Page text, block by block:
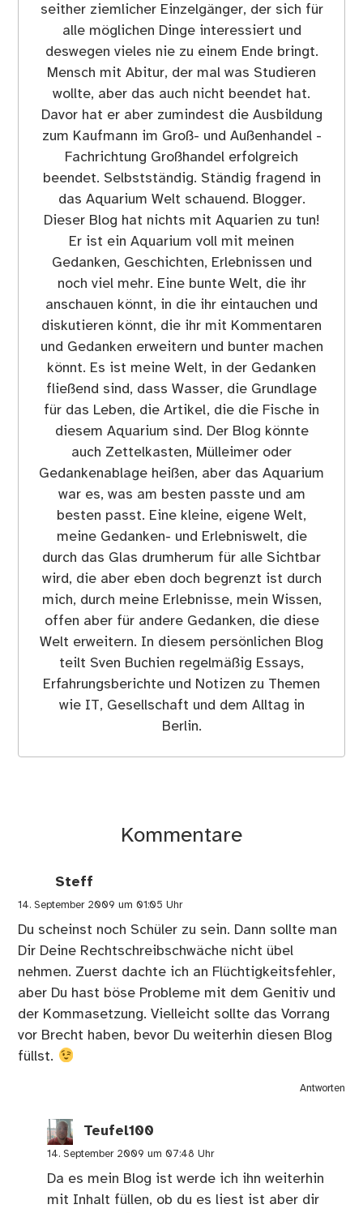
seither ziemlicher Einzelgänger, der sich für
alle möglichen Dinge interessiert und
deswegen vieles nie zu einem Ende bringt.
Mensch mit Abitur, der mal was Studieren
wollte, aber das auch nicht beendet hat.
Davor hat er aber zumindest die Ausbildung
zum Kaufmann im Groß- und Außenhandel -
Fachrichtung Großhandel erfolgreich
beendet. Selbstständig. Ständig fragend in
das Aquarium Welt schauend. Blogger.
Dieser Blog hat nichts mit Aquarien zu tun!
Er ist ein Aquarium voll mit meinen
Gedanken, Geschichten, Erlebnissen und
noch viel mehr. Eine bunte Welt, die ihr
anschauen könnt, in die ihr eintauchen und
diskutieren könnt, die ihr mit Kommentaren
und Gedanken erweitern und bunter machen
könnt. Es ist meine Welt, in der Gedanken
fließend sind, dass Wasser, die Grundlage
für das Leben, die Artikel, die die Fische in
diesem Aquarium sind. Der Blog könnte
auch Zettelkasten, Mülleimer oder
Gedankenablage heißen, aber das Aquarium
war es, was am besten passte und am
besten passt. Eine kleine, eigene Welt,
meine Gedanken- und Erlebniswelt, die
durch das Glas drumherum für alle Sichtbar
wird, die aber eben doch begrenzt ist durch
mich, durch meine Erlebnisse, mein Wissen,
offen aber für andere Gedanken, die diese
Welt erweitern. In diesem persönlichen Blog
teilt Sven Buchien regelmäßig Essays,
Erfahrungsberichte und Notizen zu Themen
wie IT, Gesellschaft und dem Alltag in
Berlin.
Kommentare
Steff
14. September 2009 um 01:05 Uhr
Du scheinst noch Schüler zu sein. Dann sollte man
Dir Deine Rechtschreibschwäche nicht übel
nehmen. Zuerst dachte ich an Flüchtigkeitsfehler,
aber Du hast böse Probleme mit dem Genitiv und
der Kommasetzung. Vielleicht sollte das Vorrang
vor Brecht haben, bevor Du weiterhin diesen Blog
füllst.
Antworten
Teufel100
14. September 2009 um 07:48 Uhr
Da es mein Blog ist werde ich ihn weiterhin
mit Inhalt füllen, ob du es liest ist aber dir